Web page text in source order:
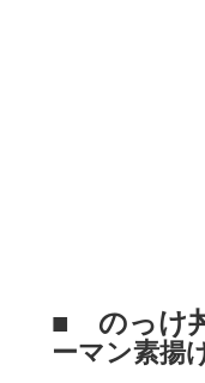
■ のっけ
ーマン素揚